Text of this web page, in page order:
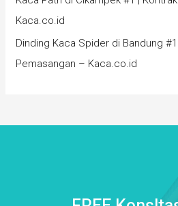
Kaca.co.id
Dinding Kaca Spider di Bandung
Pemasangan – Kaca.co.id